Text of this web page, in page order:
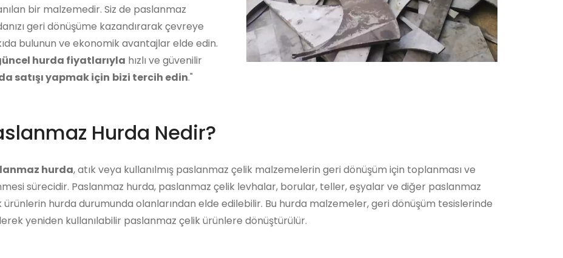
bir malzemedir. Siz de paslanmaz
geri dönüşüme kazandırarak çevreye
bulunun ve ekonomik avantajlar elde edin.
hurda fiyatlarıyla hızlı ve güvenilir
satışı yapmak için bizi tercih edin."
Hurda Nedir?
hurda, atık veya kullanılmış paslanmaz çelik malzemelerin geri dönüşüm için toplanması ve
sürecidir. Paslanmaz hurda, paslanmaz çelik levhalar, borular, teller, eşyalar ve diğer paslanmaz
ürünlerin hurda durumunda olanlarından elde edilebilir. Bu hurda malzemeler, geri dönüşüm tesislerinde
yeniden kullanılabilir paslanmaz çelik ürünlere dönüştürülür.